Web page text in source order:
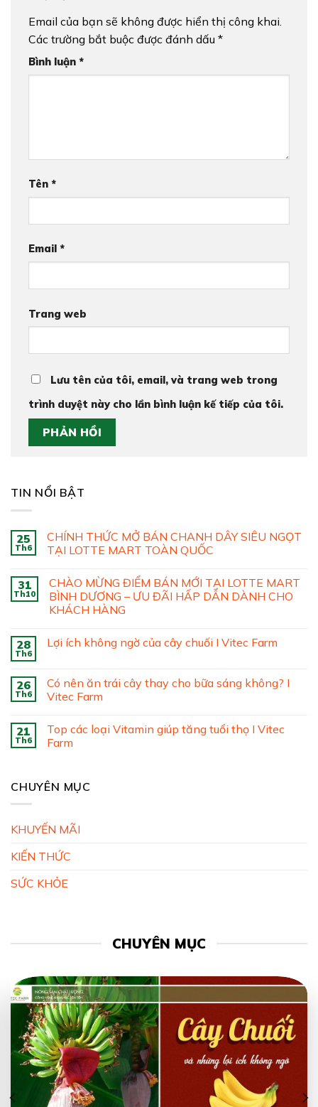
Email của bạn sẽ không được hiển thị công khai.
Các trường bắt buộc được đánh dấu *
Bình luận *
Tên *
Email *
Trang web
Lưu tên của tôi, email, và trang web trong
trình duyệt này cho lần bình luận kế tiếp của tôi.
TIN NỔI BẬT
25
Th6
CHÍNH THỨC MỞ BÁN CHANH DÂY SIÊU NGỌT
TẠI LOTTE MART TOÀN QUỐC
31
Th10
CHÀO MỪNG ĐIỂM BÁN MỚI TẠI LOTTE MART
BÌNH DƯƠNG – ƯU ĐÃI HẤP DẪN DÀNH CHO
KHÁCH HÀNG
28
Th6
Lợi ích không ngờ của cây chuối I Vitec Farm
26
Th6
Có nên ăn trái cây thay cho bữa sáng không? I
Vitec Farm
21
Th6
Top các loại Vitamin giúp tăng tuổi thọ I Vitec
Farm
CHUYÊN MỤC
KHUYẾN MÃI
KIẾN THỨC
SỨC KHỎE
CHUYÊN MỤC